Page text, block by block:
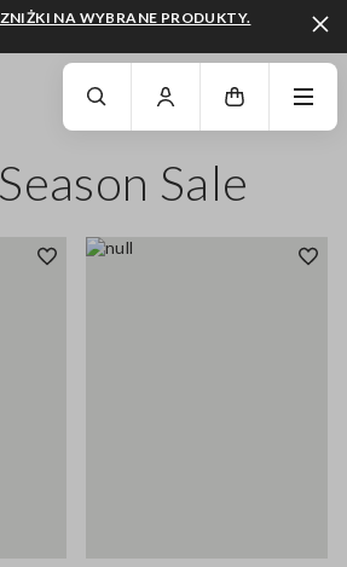
PRZEWIŃ NA DÓŁ STRONY
NA WYBRANE PRODUKTY.
Sale